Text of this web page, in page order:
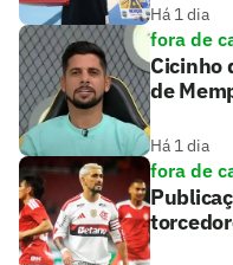
Há 1 dia
fora de
Cicinho
de
Há 1 dia
fora de